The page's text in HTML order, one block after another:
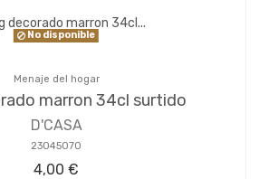
No disponible
Menaje del hogar
marron 34cl surtido
D'CASA
23045070
4,00 €